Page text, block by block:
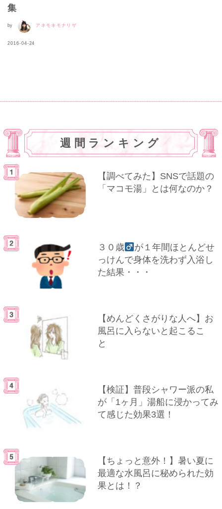
集
by アネモネモナリザ
2016-04-24
週間ランキング
【調べてみた】SNSで話題の
「マコモ湯」とは何なのか？
３０歳
が１年間ほとんどせ
っけんで身体を洗わず入浴し
た結果・・・
【めんどくさがりな人へ】お
風呂に入らないと起こるこ
と
【検証】普段シャワー派の私
が「1ヶ月」湯船に浸かってみ
て感じた効果3選！
【ちょっと意外！】暑い夏に
最適な水風呂に秘められた効
果とは！？